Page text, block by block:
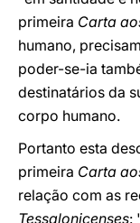
primeira Carta
humano,
poder-se-ia
destinatários da
corpo humano.
Portanto esta
primeira Carta
relação com as
Tessalonicenses: